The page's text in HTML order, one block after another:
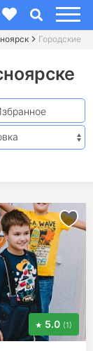
Городские
5.0 (1)